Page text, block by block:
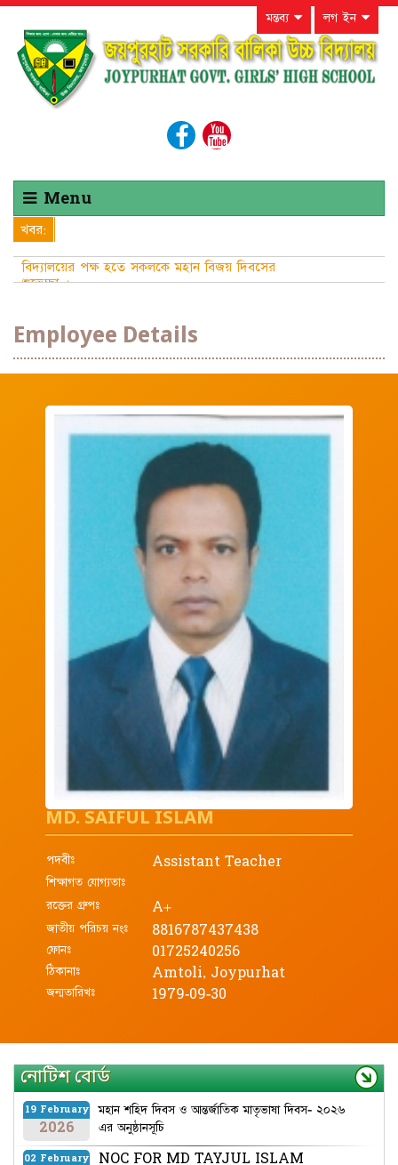
মন্তব্য লগ ইন
Menu
খবর:
বিদ্যালয়ের পক্ষ হতে সকলকে মহান বিজয় দিবসের
শুভেচ্ছা ।
Employee Details
MD. SAIFUL ISLAM
পদবীঃ
Assistant Teacher
শিক্ষাগত যোগ্যতাঃ
রক্তের গ্রুপঃ
A+
জাতীয় পরিচয় নংঃ
8816787437438
ফোনঃ
01725240256
ঠিকানাঃ
Amtoli, Joypurhat
জন্মতারিখঃ
1979-09-30
নোটিশ বোর্ড
19 February
2026
মহান শহিদ দিবস ও আন্তর্জাতিক মাতৃভাষা দিবস- ২০২৬
এর অনুষ্ঠানসূচি
02 February NOC FOR MD TAYJUL ISLAM